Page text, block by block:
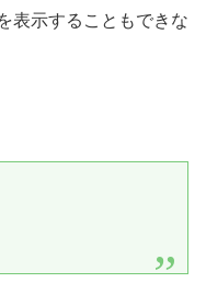
表示することもできな